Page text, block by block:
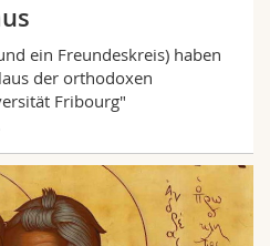
ein Freundeskreis) haben
der orthodoxen
Fribourg"